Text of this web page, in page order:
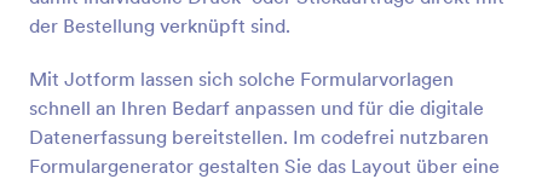
der Bestellung verknüpft sind.
Mit Jotform lassen sich solche Formularvorlagen
schnell an Ihren Bedarf anpassen und für die digitale
Datenerfassung bereitstellen. Im codefrei nutzbaren
Formulargenerator gestalten Sie das Layout über eine